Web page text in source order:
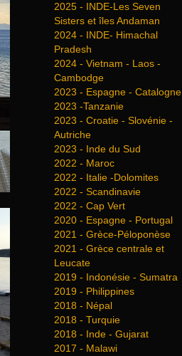
2025 - INDE-Les Seven
Sisters et îles Andaman
2024 - INDE- Himachal
Pradesh
2024 - Vietnam - Laos -
Cambodge
2023 - Espagne - Catalogne
2023 -Tanzanie
2023 - Croatie - Slovénie -
Autriche
2023 - Inde du Sud
2022 - Maroc
2022 - Italie -Dolomites
2022 - Scandinavie
2022 - Cap Vert
2020 - Espagne - Portugal
2021 - Grèce-Péloponèse
2021 - Grèce centrale et
Leucate
2019 - Indonésie - Sumatra
2019 - Philippines
2018 - Népal
2018 - Turquie
2018 - Inde - Gujarat
2017 - Malawi